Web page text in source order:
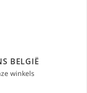
BELGIË
winkels